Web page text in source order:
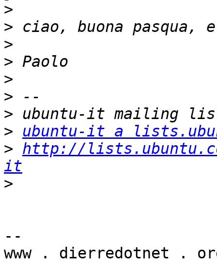
>
>
>
>
>
>
>
>
ubuntu-it a
> http://
it
>
--
www . dierredotnet .